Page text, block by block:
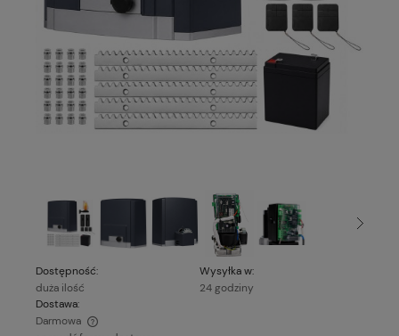
Dostępność:
duża ilość
Wysyłka w:
24 godziny
Dostawa:
Darmowa